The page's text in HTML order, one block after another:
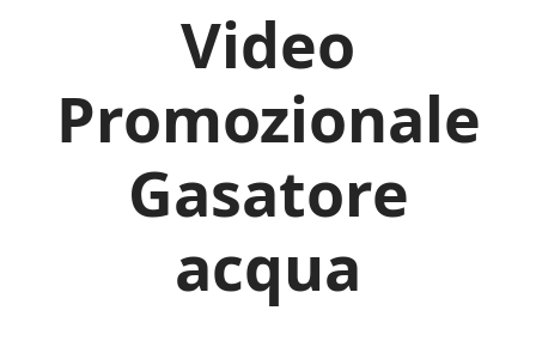
Video
Promozionale
Gasatore
acqua